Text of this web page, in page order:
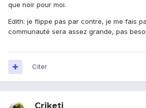
que noir pour moi.
Edith: je flippe pas par contre, je me fais
communauté sera assez grande, pas
Citer
Criketj